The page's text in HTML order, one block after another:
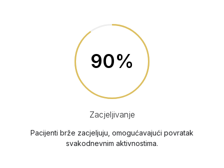
90%
Zacjeljivanje
Pacijenti brže zacjeljuju, omogućavajući povratak
svakodnevnim aktivnostima.